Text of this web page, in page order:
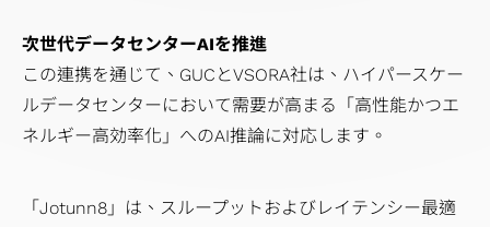
次世代データセンターAIを推進
この連携を通じて、GUCとVSORA社は、ハイパースケー
ルデータセンターにおいて需要が高まる「高性能かつエ
ネルギー高効率化」へのAI推論に対応します。
「Jotunn8」は、スループットおよびレイテンシー最適